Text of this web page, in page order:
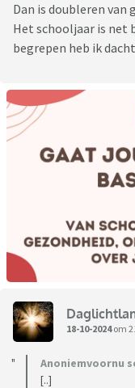
Dan is doubleren van
Het schooljaar is net
begrepen heb ik
18-10-2024om
Anoniemvoornu
[..]